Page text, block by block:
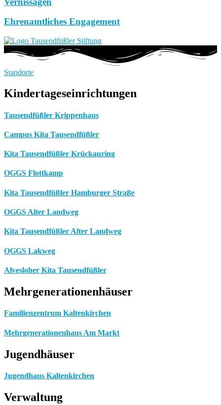
Ehrenamtliches Engagement
Standorte
Kindertageseinrichtungen
Tausendfüßler Krippenhaus
Campus Kita Tausendfüßler
Kita Tausendfüßler Krückauring
OGGS Flottkamp
Kita Tausendfüßler Hamburger Straße
OGGS Alter Landweg
Kita Tausendfüßler Alter Landweg
OGGS Lakweg
Alvesloher Kita Tausendfüßler
Mehrgenerationenhäuser
Familienzentrum Kaltenkirchen
Mehrgenerationenhaus Am Markt
Jugendhäuser
Jugendhaus Kaltenkirchen
Verwaltung